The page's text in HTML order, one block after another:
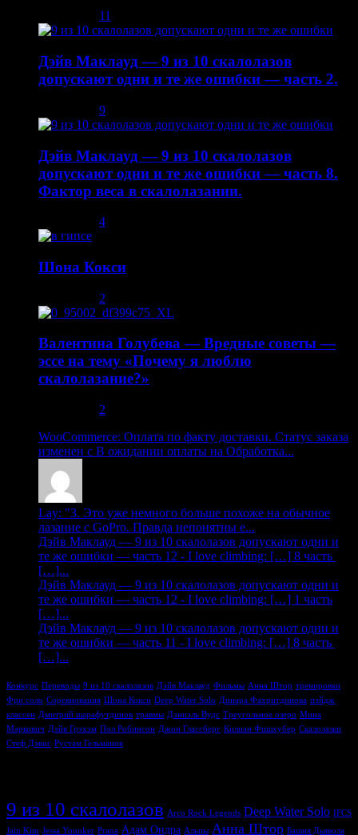
11
Дэйв Маклауд — 9 из 10 скалолазов
допускают одни и те же ошибки — часть 2.
9
Дэйв Маклауд — 9 из 10 скалолазов
допускают одни и те же ошибки — часть 8.
Фактор веса в скалолазании.
4
Шона Кокси
2
Валентина Голубева — Вредные советы —
эссе на тему «Почему я люблю
скалолазание?»
2
WooCommerce: Оплата по факту доставки. Статус заказа
изменен с В ожидании оплаты на Обработка...
Lay: "3. Это уже немного больше похоже на обычное
лазание с GoPro. Правда непонятны е...
Дэйв Маклауд — 9 из 10 скалолазов допускают одни и
те же ошибки — часть 12 - I love climbing: […] 8 часть
[…]...
Дэйв Маклауд — 9 из 10 скалолазов допускают одни и
те же ошибки — часть 12 - I love climbing: […] 1 часть
[…]...
Дэйв Маклауд — 9 из 10 скалолазов допускают одни и
те же ошибки — часть 11 - I love climbing: […] 8 часть
[…]...
Конкурс Переводы 9 из 10 скалолазов Дэйв Маклауд Фильмы Анна Штор тренировки
Фри соло Соревнования Шона Кокси Deep Water Solo Динара Фахритдинова пэйдж
классен Дмитрий шарафутдинов травмы Дэниэль Вудс Треугольное озеро Мина
Маркович Дэйв Грэхэм Пол Робинсон Джон Глассберг Килиан Фишхубер Скалолазки
Стеф Дэвис Рустам Гельманов
9 из 10 скалолазов Arco Rock Legends Deep Water Solo IFCS
Jain Kim Jessa Younker Prana Адам Ондра Альпы Анна Штор Башня Дьявола